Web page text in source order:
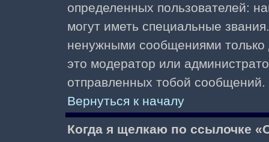
определенных пользователей:
могут иметь специальные
ненужными сообщениями только
это модератор или
отправленных тобой сообщений.
Вернуться к началу
Когда я щелкаю по ссылочке